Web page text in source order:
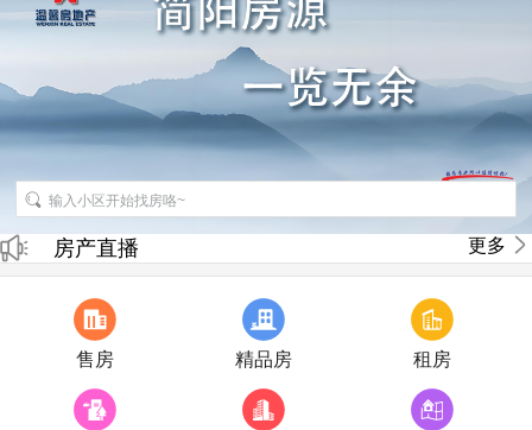
招聘房产销售经纪人
房产直播 更多
售房 精品房 租房